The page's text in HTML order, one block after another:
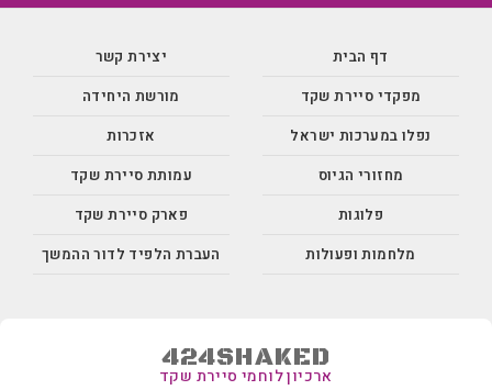
דף הבית
מפקדי סיירת שקד
נפלו במערכות ישראל
מחזורי הגיוס
פלוגות
מלחמות ופעולות
יצירת קשר
מורשת היחידה
אזכרות
עמותת סיירת שקד
פארק סיירת שקד
העברת הלפיד לדור ההמשך
424SHAKED
ארכיון לוחמי סיירת שקד